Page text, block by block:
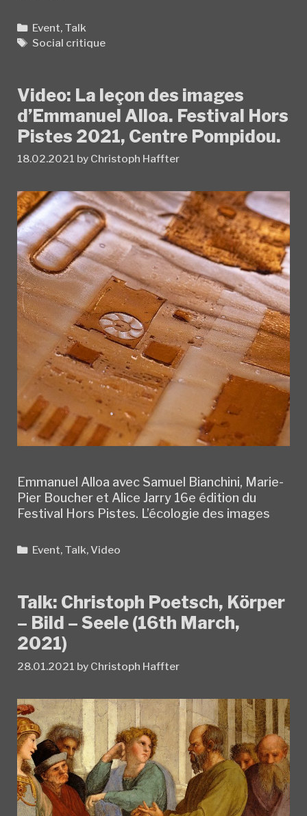
Categories
Event, Talk
Tags
Social critique
Video: La leçon des images
d’Emmanuel Alloa. Festival Hors
Pistes 2021, Centre Pompidou.
18.02.2021 by Christoph Haffter
Emmanuel Alloa avec Samuel Bianchini, Marie-
Pier Boucher et Alice Jarry 16e édition du
Festival Hors Pistes. L’écologie des images
Categories
Event, Talk,Video
Talk: Christoph Poetsch, Körper
– Bild – Seele (16th March,
2021)
28.01.2021 by Christoph Haffter